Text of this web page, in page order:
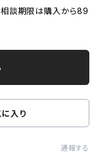
相談期限は購入から89
入り
通報する